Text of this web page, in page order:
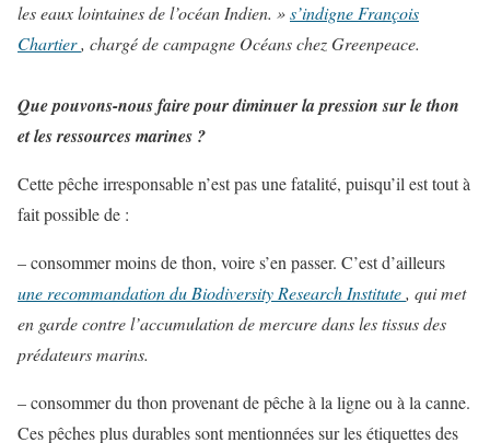
les eaux lointaines de l’océan Indien. »s’indigne François
Chartier, chargé de campagne Océans chez Greenpeace.
Que pouvons-nous faire pour diminuer la pression sur le thon
et les ressources marines ?
Cette pêche irresponsable n’est pas une fatalité, puisqu’il est tout à
fait possible de :
– consommer moins de thon, voire s’en passer. C’est d’ailleurs
une recommandation du Biodiversity Research Institute, qui met
en garde contre l’accumulation de mercure dans les tissus des
prédateurs marins.
– consommer du thon provenant de pêche à la ligne ou à la canne.
Ces pêches plus durables sont mentionnées sur les étiquettes des